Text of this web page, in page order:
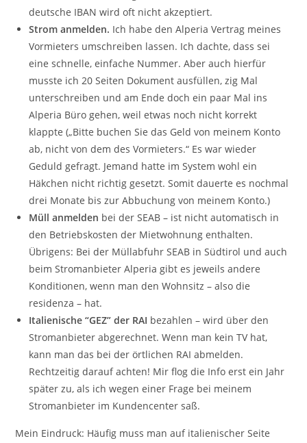
deutsche IBAN wird oft nicht akzeptiert.
Strom anmelden. Ich habe den Alperia Vertrag meines
Vormieters umschreiben lassen. Ich dachte, dass sei
eine schnelle, einfache Nummer. Aber auch hierfür
musste ich 20 Seiten Dokument ausfüllen, zig Mal
unterschreiben und am Ende doch ein paar Mal ins
Alperia Büro gehen, weil etwas noch nicht korrekt
klappte („Bitte buchen Sie das Geld von meinem Konto
ab, nicht von dem des Vormieters.“ Es war wieder
Geduld gefragt. Jemand hatte im System wohl ein
Häkchen nicht richtig gesetzt. Somit dauerte es nochmal
drei Monate bis zur Abbuchung von meinem Konto.)
Müll anmelden bei der SEAB – ist nicht automatisch in
den Betriebskosten der Mietwohnung enthalten.
Übrigens: Bei der Müllabfuhr SEAB in Südtirol und auch
beim Stromanbieter Alperia gibt es jeweils andere
Konditionen, wenn man den Wohnsitz – also die
residenza – hat.
Italienische “GEZ” der RAI bezahlen – wird über den
Stromanbieter abgerechnet. Wenn man kein TV hat,
kann man das bei der örtlichen RAI abmelden.
Rechtzeitig darauf achten! Mir flog die Info erst ein Jahr
später zu, als ich wegen einer Frage bei meinem
Stromanbieter im Kundencenter saß.
Mein Eindruck: Häufig muss man auf italienischer Seite